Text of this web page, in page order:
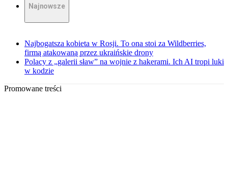
Najnowsze
Najbogatsza kobieta w Rosji. To ona stoi za Wildberries,
firmą atakowaną przez ukraińskie drony
Polacy z „galerii sław” na wojnie z hakerami. Ich AI tropi luki
w kodzie
Promowane treści